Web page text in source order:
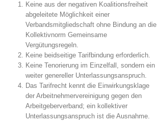
Keine aus der negativen Koalitionsfreiheit
abgeleitete Möglichkeit einer
Verbandsmitgliedschaft ohne Bindung an die
Kollektivnorm Gemeinsame
Vergütungsregeln.
Keine beidseitige Tarifbindung erforderlich.
Keine Tenorierung im Einzelfall, sondern ein
weiter genereller Unterlassungsanspruch.
Das Tarifrecht kennt die Einwirkungsklage
der Arbeitnehmervereinigung gegen den
Arbeitgeberverband; ein kollektiver
Unterlassungsanspruch ist die Ausnahme.